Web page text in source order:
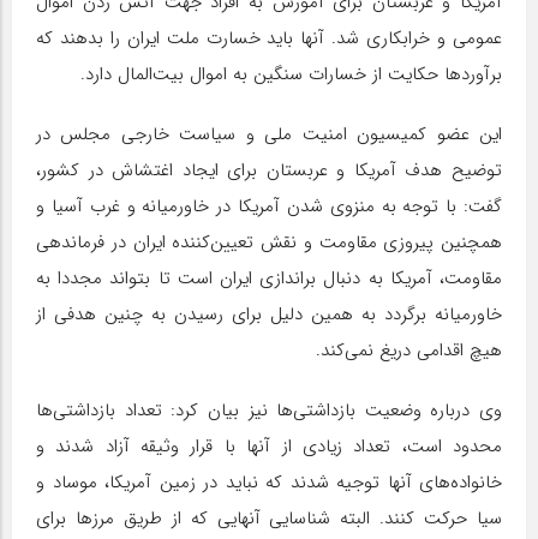
عمومی و خرابکاری شد. آنها باید خسارت ملت ایران را بدهند که
برآوردها حکایت از خسارات سنگین به اموال بیت‌المال دارد.
این عضو کمیسیون امنیت ملی و سیاست خارجی مجلس در
توضیح هدف آمریکا و عربستان برای ایجاد اغتشاش در کشور،
گفت: با توجه به منزوی شدن آمریکا در خاورمیانه و غرب آسیا و
همچنین پیروزی مقاومت و نقش تعیین‌کننده ایران در فرماندهی
مقاومت، آمریکا به دنبال براندازی ایران است تا بتواند مجددا به
خاورمیانه برگردد به همین دلیل برای رسیدن به چنین هدفی از
هیچ اقدامی دریغ نمی‌کند.
وی درباره وضعیت بازداشتی‌ها نیز بیان کرد: تعداد بازداشتی‌ها
محدود است، تعداد زیادی از آنها با قرار وثیقه آزاد شدند و
خانواده‌های آنها توجیه شدند که نباید در زمین آمریکا، موساد و
سیا حرکت کنند. البته شناسایی آنهایی که از طریق مرزها برای